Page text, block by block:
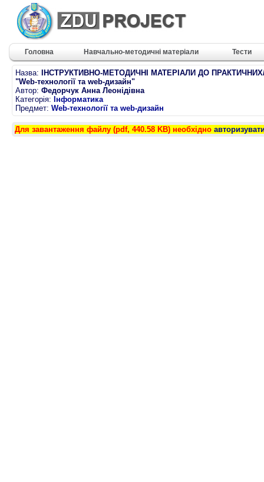
Головна Навчально-методичні матеріали Тести
Назва:
ІНСТРУКТИВНО-МЕТОДИЧНІ МАТЕРІАЛИ ДО
"Web-технології та web-дизайн"
Автор: Федорчук Анна Леонідівна
Категорія: Інформатика
Предмет: Web-технології та web-дизайн
Для завантаження файлу (pdf, 440.58 KB) необхідно